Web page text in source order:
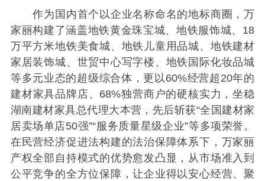
作为国内首个以企业名称命名的地标商圈，万
家丽构建了涵盖地铁黄金珠宝城、地铁服饰城、18
万平方米地铁美食城、地铁儿童用品城、地铁建材
家居装饰城、世贸中心写字楼、地铁国际化妆品城
等多元业态的超级综合体，更以60%经营超20年的
建材家具品牌店、68%独营商户的硬核实力，坐稳
湖南建材家具总代理大本营，先后斩获“全国建材家
居卖场单店50强”“服务质量星级企业”等多项荣誉。
在民营经济促进法构建的法治保障体系下，万家丽
产权全部自持模式的优势愈发凸显，从市场准入到
公平竞争的全方位保障，让企业得以安心经营、聚